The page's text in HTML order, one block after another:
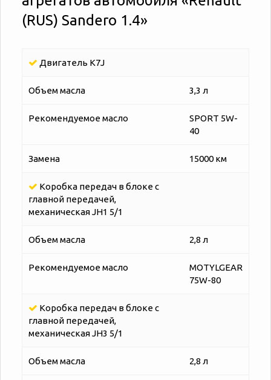
(RUS) Sandero 1.4»
Двигатель K7J
Объем масла 3,3 л
Рекомендуемое масло
SPORT 5W-
40
Замена 15000 км
Коробка передач в блоке с
главной передачей,
механическая JH1 5/1
Объем масла 2,8 л
Рекомендуемое масло
MOTYLGEAR
75W-80
Коробка передач в блоке с
главной передачей,
механическая JH3 5/1
Объем масла 2,8 л